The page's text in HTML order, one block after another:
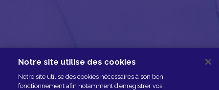
NOUS CONTACTER
ESPACE PRESSE
Notre site utilise des cookies
Notre site utilise des cookies nécessaires à son bon
fonctionnement afin notamment d’enregistrer vos